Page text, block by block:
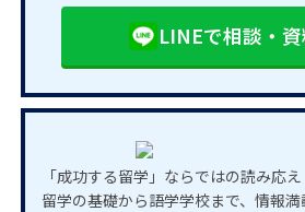
LINEで相談・
「成功する留学」ならではの読み応え
留学の基礎から語学学校まで、情報